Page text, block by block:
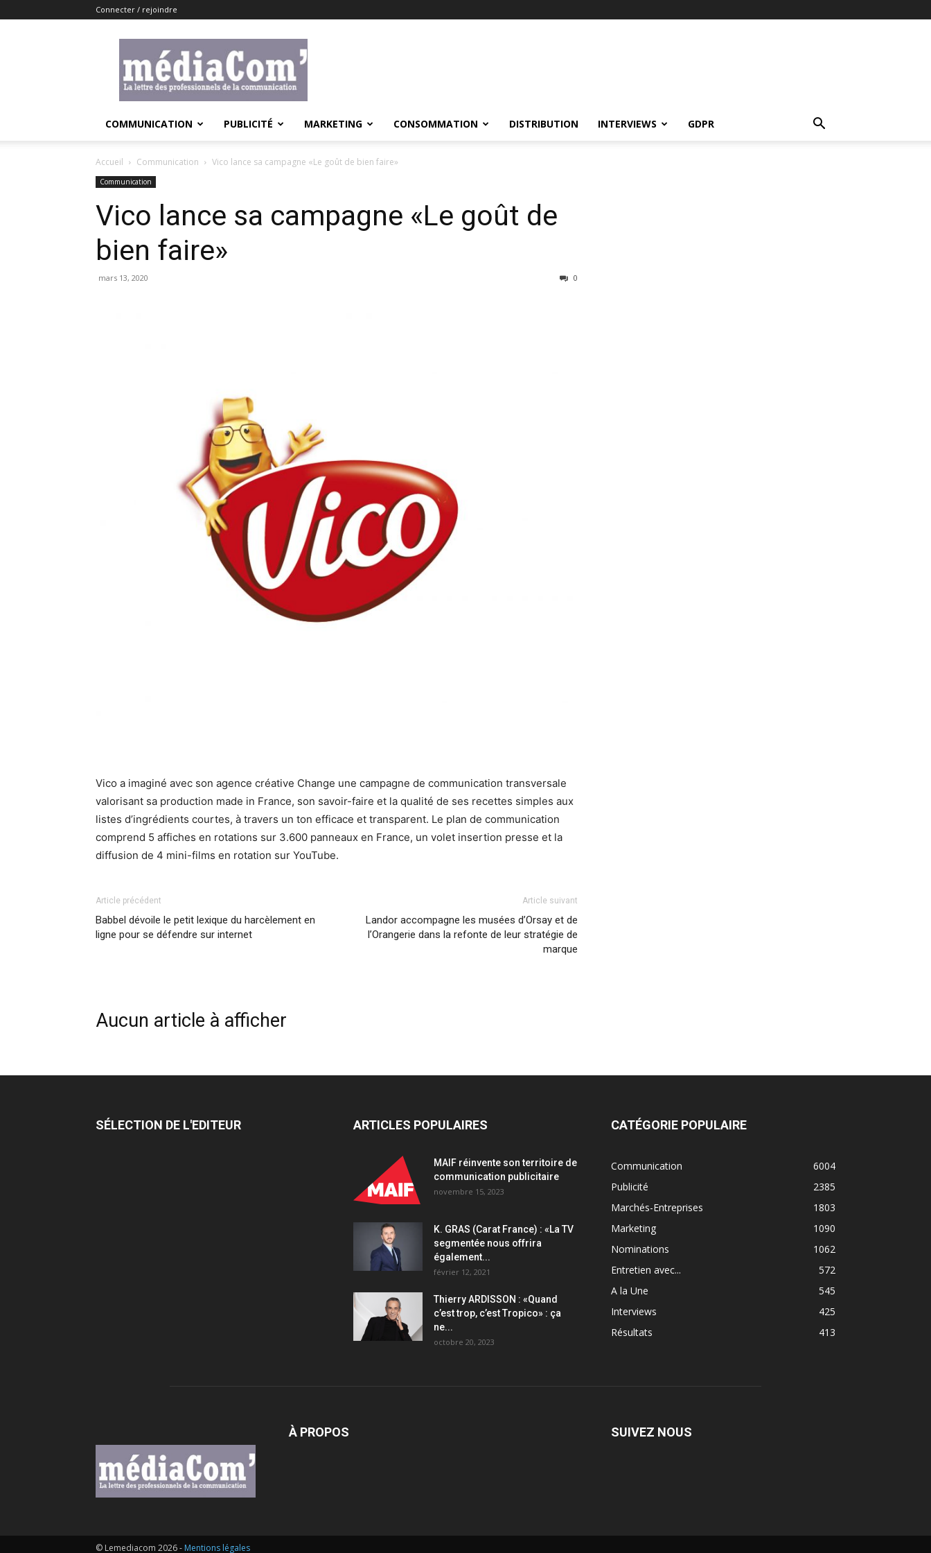
Connecter / rejoindre
COMMUNICATION PUBLICITÉ MARKETING CONSOMMATION DISTRIBUTION INTERVIEWS GDPR
Accueil Communication Vico lance sa campagne «Le goût de bien faire»
Communication
Vico lance sa campagne «Le goût de
bien faire»
mars 13, 2020 0
Vico a imaginé avec son agence créative Change une campagne de communication transversale
valorisant sa production made in France, son savoir-faire et la qualité de ses recettes simples aux
listes d’ingrédients courtes, à travers un ton efficace et transparent. Le plan de communication
comprend 5 affiches en rotations sur 3.600 panneaux en France, un volet insertion presse et la
diffusion de 4 mini-films en rotation sur YouTube.
Article précédent
Babbel dévoile le petit lexique du harcèlement en
ligne pour se défendre sur internet
Article suivant
Landor accompagne les musées d’Orsay et de
l’Orangerie dans la refonte de leur stratégie de
marque
Aucun article à afficher
SÉLECTION DE L'EDITEUR ARTICLES POPULAIRES
MAIF réinvente son territoire de
communication publicitaire
novembre 15, 2023
K. GRAS (Carat France) : «La TV
segmentée nous offrira
également...
février 12, 2021
Thierry ARDISSON : «Quand
c’est trop, c’est Tropico» : ça
ne...
octobre 20, 2023
CATÉGORIE POPULAIRE
Communication
6004
Publicité
2385
Marchés-Entreprises
1803
Marketing
1090
Nominations
1062
Entretien avec...
572
A la Une
545
Interviews
425
Résultats
413
À PROPOS SUIVEZ NOUS
© Lemediacom 2026 - Mentions légales